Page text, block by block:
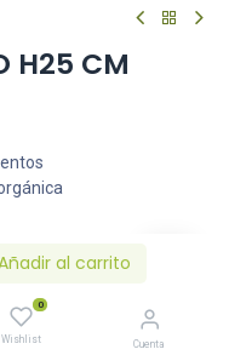
al carrito
0
Wishlist Cuenta
H25 CM
carrito